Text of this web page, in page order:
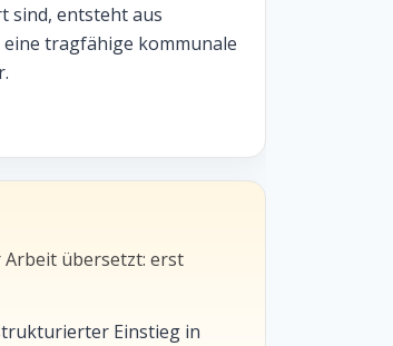
sind, entsteht aus
tragfähige kommunale
Arbeit übersetzt: erst
Einstieg in